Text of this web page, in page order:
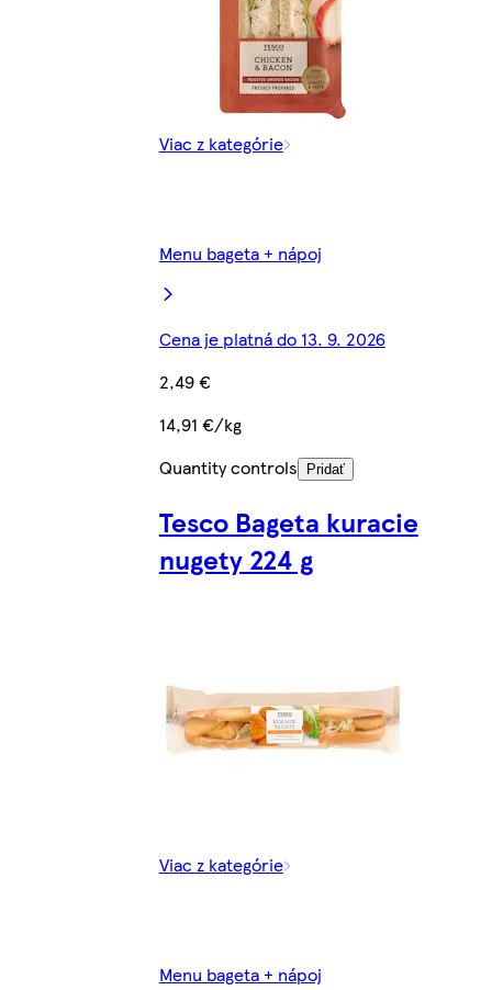
Viac z kategórie
Menu bageta + nápoj
Cena je platná do 13. 9. 2026
2,49 €
14,91 €/kg
Quantity controls
Pridať
Tesco Bageta kuracie
nugety 224 g
Viac z kategórie
Menu bageta + nápoj